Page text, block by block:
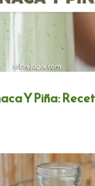
Y Piña: